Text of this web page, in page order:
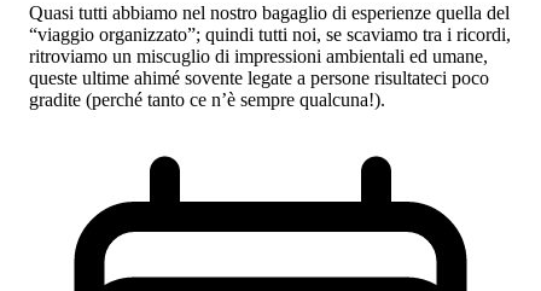
Quasi tutti abbiamo nel nostro bagaglio di esperienze quella del
“viaggio organizzato”; quindi tutti noi, se scaviamo tra i ricordi,
ritroviamo un miscuglio di impressioni ambientali ed umane,
queste ultime ahimé sovente legate a persone risultateci poco
gradite (perché tanto ce n’è sempre qualcuna!).